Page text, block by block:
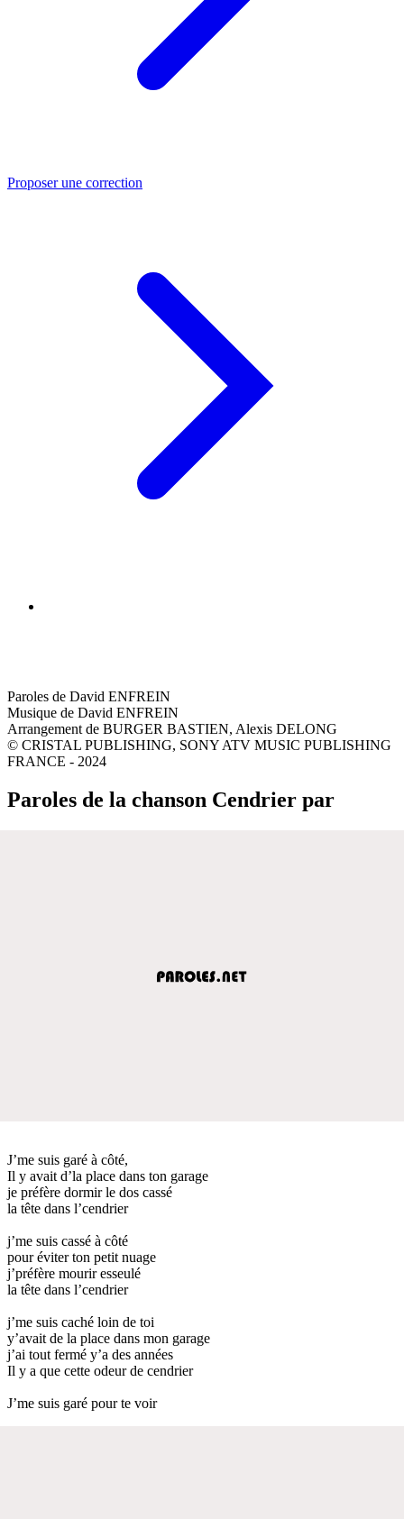
Proposer une correction
Paroles de David ENFREIN
Musique de David ENFREIN
Arrangement de BURGER BASTIEN, Alexis DELONG
© CRISTAL PUBLISHING, SONY ATV MUSIC PUBLISHING
FRANCE - 2024
Paroles de la chanson Cendrier par
J’me suis garé à côté,
Il y avait d’la place dans ton garage
je préfère dormir le dos cassé
la tête dans l’cendrier
j’me suis cassé à côté
pour éviter ton petit nuage
j’préfère mourir esseulé
la tête dans l’cendrier
j’me suis caché loin de toi
y’avait de la place dans mon garage
j’ai tout fermé y’a des années
Il y a que cette odeur de cendrier
J’me suis garé pour te voir